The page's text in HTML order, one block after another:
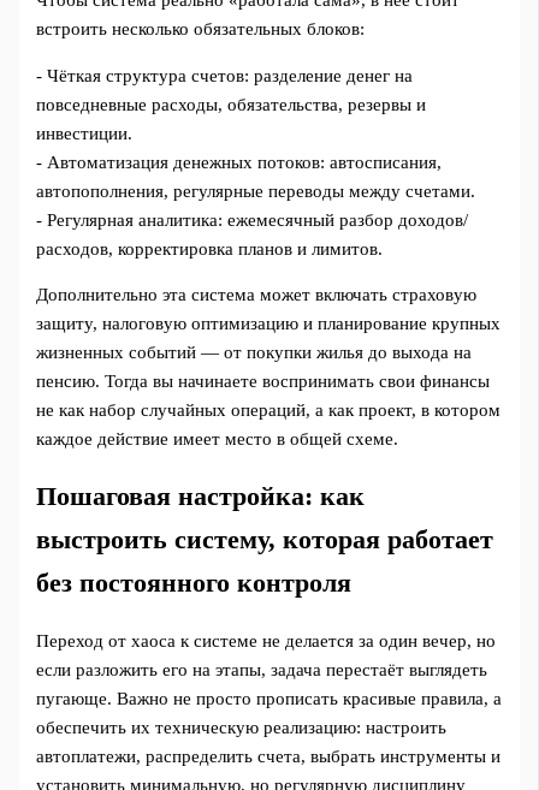
встроить несколько обязательных блоков:
- Чёткая структура счетов: разделение денег на
повседневные расходы, обязательства, резервы и
инвестиции.
- Автоматизация денежных потоков: автосписания,
автопополнения, регулярные переводы между счетами.
- Регулярная аналитика: ежемесячный разбор доходов/
расходов, корректировка планов и лимитов.
Дополнительно эта система может включать страховую
защиту, налоговую оптимизацию и планирование крупных
жизненных событий — от покупки жилья до выхода на
пенсию. Тогда вы начинаете воспринимать свои финансы
не как набор случайных операций, а как проект, в котором
каждое действие имеет место в общей схеме.
Пошаговая настройка: как
выстроить систему, которая работает
без постоянного контроля
Переход от хаоса к системе не делается за один вечер, но
если разложить его на этапы, задача перестаёт выглядеть
пугающе. Важно не просто прописать красивые правила, а
обеспечить их техническую реализацию: настроить
автоплатежи, распределить счета, выбрать инструменты и
установить минимальную, но регулярную дисциплину